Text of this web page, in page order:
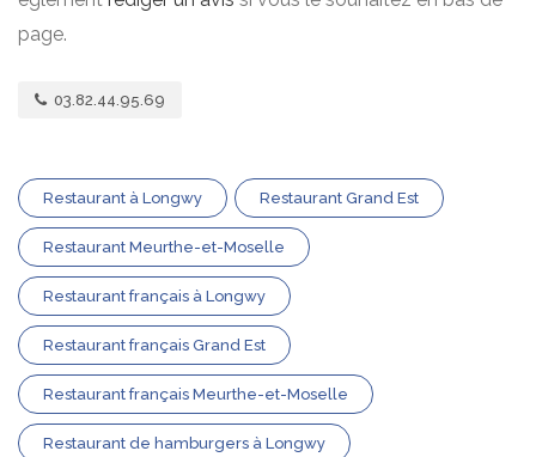
page.
03.82.44.95.69
Restaurant à Longwy Restaurant Grand Est
Restaurant Meurthe-et-Moselle
Restaurant français à Longwy
Restaurant français Grand Est
Restaurant français Meurthe-et-Moselle
Restaurant de hamburgers à Longwy